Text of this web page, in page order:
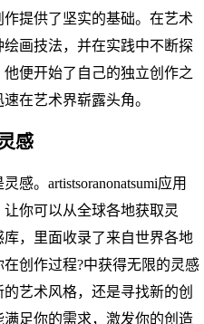
提供了坚实的基础。在艺术
画技法，并在实践中不断探
便开始了自己的独立创作之
在艺术界崭露头角。
感
感。artistsoranonatsumi应用
你可以从全球各地获取灵
，里面收录了来自世界各地
创作过程?中获得无限的灵感
艺术风格，还是寻找新的创
足你的需求，激发你的创造